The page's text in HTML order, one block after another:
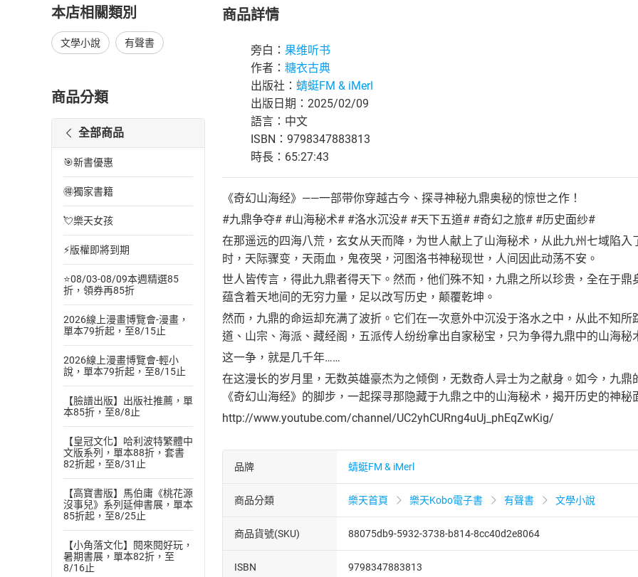
本店相關類別
文學小說 有聲書
商品分類
全部商品
🎯新書優惠
🉐獨家書籍
💘樂天女孩
⚡版權即將到期
⭐08/03-08/09本週精選85
折，領券再85折
2026線上漫畫博覽會-漫畫，
單本79折起，至8/15止
2026線上漫畫博覽會-輕小
說，單本79折起，至8/15止
【臉譜出版】出版社推薦，單
本85折，至8/8止
【皇冠文化】哈利波特繁體中
文版系列，單本88折，套書
82折起，至8/31止
【高寶書版】馬伯庸《桃花源
沒事兒》系列延伸書展，單本
85折起，至8/25止
【小角落文化】閱來閱好玩，
暑期書展，單本82折，至
8/16止
商品詳情
旁白： 果维听书
作者： 糖衣古典
出版社： 蜻蜓FM & iMerl
出版日期：2025/02/09
語言：中文
ISBN：9798347883813
時長：65:27:43
《奇幻山海经》——一部带你穿越古今、探寻神秘九鼎奥秘的惊世之作！
#九鼎争夺# #山海秘术# #洛水沉没# #天下五道# #奇幻之旅# #历史面纱#
在那遥远的四海八荒，玄女从天而降，为世人献上了山海秘术，从此九州七域陷
时，天际骤变，天雨血，鬼夜哭，河图洛书神秘现世，人间因此动荡不安。
世人皆传言，得此九鼎者得天下。然而，他们殊不知，九鼎之所以珍贵，全在于
蕴含着天地间的无穷力量，足以改写历史，颠覆乾坤。
然而，九鼎的命运却充满了波折。它们在一次意外中沉没于洛水之中，从此不知
道、山宗、海派、藏经阁，五派传人纷纷拿出自家秘宝，只为争得九鼎中的山海秘
这一争，就是几千年……
在这漫长的岁月里，无数英雄豪杰为之倾倒，无数奇人异士为之献身。如今，九
《奇幻山海经》的脚步，一起探寻那隐藏于九鼎之中的山海秘术，揭开历史的神
http://www.youtube.com/channel/UC2yhCURng4uUj_phEqZwKig/
品牌 蜻蜓FM & iMerl
商品分類 樂天首頁 樂天Kobo電子書 有聲書 文學小說
商品貨號(SKU) 88075db9-5932-3738-b814-8cc40d2e8064
ISBN 9798347883813